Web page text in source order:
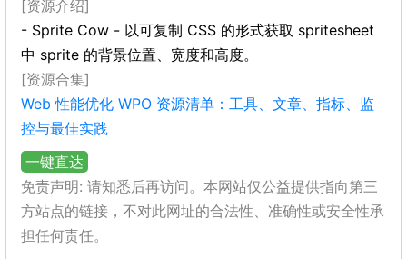
[资源介绍]
- Sprite Cow - 以可复制 CSS 的形式获取 spritesheet
中 sprite 的背景位置、宽度和高度。
[资源合集]
Web 性能优化 WPO 资源清单：工具、文章、指标、监
控与最佳实践
一键直达
免责声明: 请知悉后再访问。本网站仅公益提供指向第三
方站点的链接，不对此网址的合法性、准确性或安全性承
担任何责任。